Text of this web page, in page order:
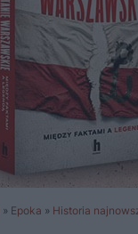
» Epoka » Historia